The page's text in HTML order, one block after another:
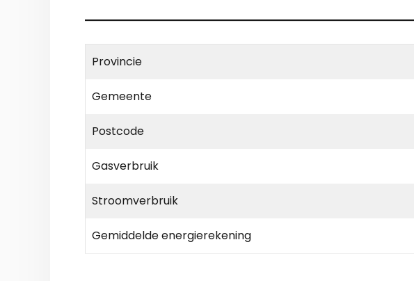
Provincie
Gemeente
Postcode
Gasverbruik
Stroomverbruik
Gemiddelde energierekening